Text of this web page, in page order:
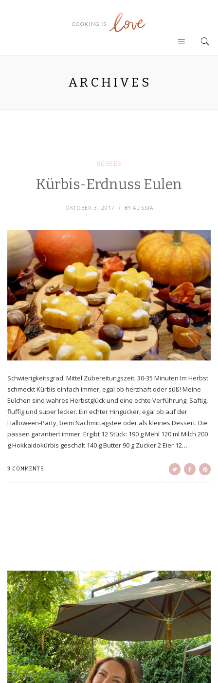
ARCHIVES
SÜSSES
Kürbis-Erdnuss Eulen
OKTOBER 3, 2017 BY ALISSIA
Schwierigkeitsgrad: Mittel Zubereitungszeit: 30-35 Minuten Im Herbst
schmeckt Kürbis einfach immer, egal ob herzhaft oder süß! Meine
Eulchen sind wahres Herbstglück und eine echte Verführung. Saftig,
fluffig und super lecker. Ein echter Hingucker, egal ob auf der
Halloween-Party, beim Nachmittagstee oder als kleines Dessert. Die
passen garantiert immer. Ergibt 12 Stück: 190 g Mehl 120 ml Milch 200
g Hokkaidokürbis geschält 140 g Butter 90 g Zucker 2 Eier 12…
3 COMMENTS